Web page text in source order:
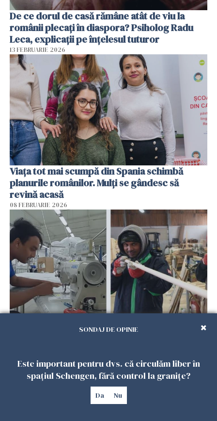
De ce dorul de casă rămâne atât de viu la
românii plecați în diaspora? Psiholog Radu
Leca, explicații pe înțelesul tuturor
13 FEBRUARIE 2026
Viața tot mai scumpă din Spania schimbă
planurile românilor. Mulți se gândesc să
revină acasă
08 FEBRUARIE 2026
Patronii spun că România riscă să piardă
SONDAJ DE OPINIE
Este important pentru dvs. că circulăm liber în
spațiul Schengen, fără control la granițe?
Da Nu